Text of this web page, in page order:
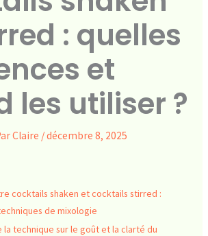
: quelles
et
les utiliser ?
Claire /décembre 8, 2025
cocktails shaken et cocktails stirred :
de mixologie
la technique sur le goût et la clarté du